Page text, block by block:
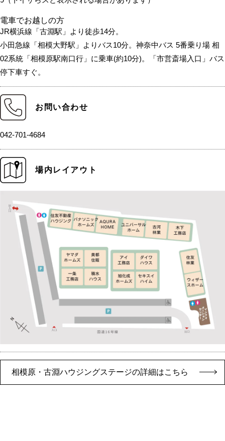
電車でお越しの方
JR横浜線「古淵駅」より徒歩14分。
小田急線「相模大野駅」よりバス10分。神奈中バス 5番乗り場 相
02系統「相模原駅南口行」に乗車(約10分)。「市営斎場入口」バス
停下車すぐ。
お問い合わせ
042-701-4684
場内レイアウト
相模原・古淵ハウジングステージの詳細はこちら